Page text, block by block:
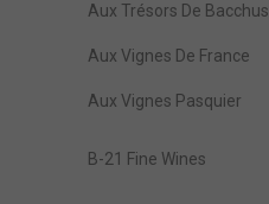
Aux Trésors De Bacchus
Aux Vignes De France
Aux Vignes Pasquier
B-21 Fine Wines